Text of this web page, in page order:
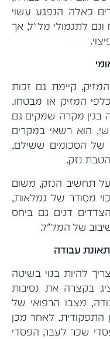
כאלה הנפגע עשוי
וגם לתגמולי מל"ל, אך
קיימת גם זכות
המזיק או מבטחו.
מקרה שמקים גם
הוא רשאי במקרים
של הסכומים ששילם,
נזק.
תחשיב הנזק, משום
מסודר של גמלאות,
דנים גם ביחס
של המל"ל.
עבודה
להיות בנוי בשיטה
בקצרה את נסיבות
מצבו הרפואי של
התפקודית. לאחר מכן
שכר לעבר, הפסדי